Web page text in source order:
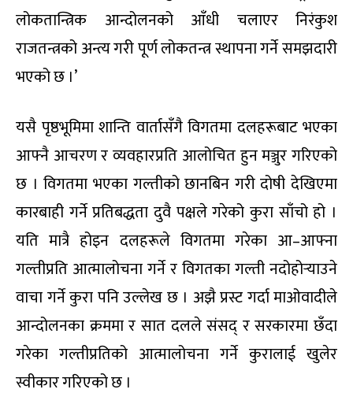
लोकतान्त्रिक आन्दोलनको आँधी चलाएर निरंकुश
राजतन्त्रको अन्त्य गरी पूर्ण लोकतन्त्र स्थापना गर्ने समझदारी
भएको छ ।’
यसै पृष्ठभूमिमा शान्ति वार्तासँगै विगतमा दलहरूबाट भएका
आफ्नै आचरण र व्यवहारप्रति आलोचित हुन मञ्जुर गरिएको
छ । विगतमा भएका गल्तीको छानबिन गरी दोषी देखिएमा
कारबाही गर्ने प्रतिबद्धता दुवै पक्षले गरेको कुरा साँचो हो ।
यति मात्रै होइन दलहरूले विगतमा गरेका आ–आफ्ना
गल्तीप्रति आत्मालोचना गर्ने र विगतका गल्ती नदोहोर्‍याउने
वाचा गर्ने कुरा पनि उल्लेख छ । अझै प्रस्ट गर्दा माओवादीले
आन्दोलनका क्रममा र सात दलले संसद् र सरकारमा छँदा
गरेका गल्तीप्रतिको आत्मालोचना गर्ने कुरालाई खुलेर
स्वीकार गरिएको छ ।